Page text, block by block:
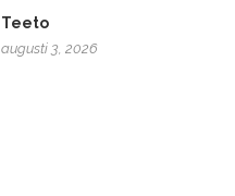
Teeto
augusti 3, 2026